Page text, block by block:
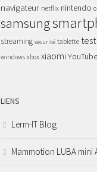
navigateur netflix nintendo
samsung
streaming sécurité tablette test
windows xbox xiaomiYouTube
LIENS
Lerm-IT Blog
Mammotion LUBA mini